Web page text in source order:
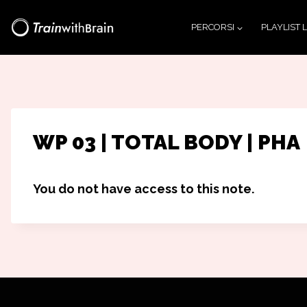
PERCORSI PLAYLIST
WP 03 | TOTAL BODY | PHA
You do not have access to this note.